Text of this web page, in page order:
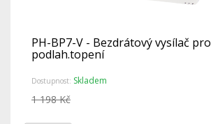
PH-BP7-V - Bezdrátový vysílač pro
podlah.topení
Dostupnost: Skladem
1 198 Kč